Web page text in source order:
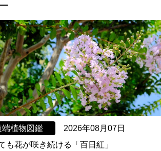
端植物図鑑
2026年08月07日
も花が咲き続ける「百日紅」